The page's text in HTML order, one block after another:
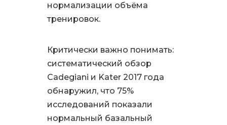
нормализации объёма
тренировок.
Критически важно понимать:
систематический обзор
Cadegiani и Kater 2017 года
обнаружил, что 75%
исследований показали
нормальный базальный